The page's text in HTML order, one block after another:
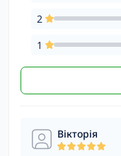
2
1
Вікторія